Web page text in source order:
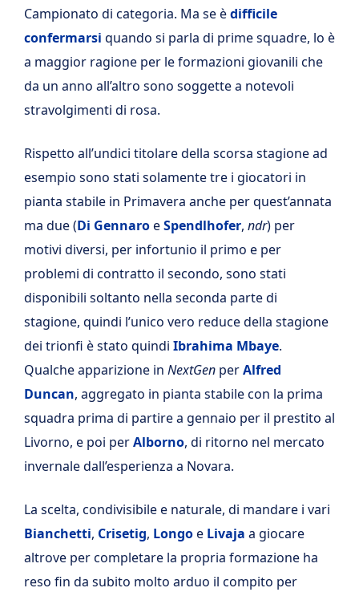
Campionato di categoria. Ma se èdifficile
confermarsi quando si parla di prime squadre, lo è
a maggior ragione per le formazioni giovanili che
da un anno all’altro sono soggette a notevoli
stravolgimenti di rosa.
Rispetto all’undici titolare della scorsa stagione ad
esempio sono stati solamente tre i giocatori in
pianta stabile in Primavera anche per quest’annata
ma due (Di GennaroeSpendlhofer, ndr) per
motivi diversi, per infortunio il primo e per
problemi di contratto il secondo, sono stati
disponibili soltanto nella seconda parte di
stagione, quindi l’unico vero reduce della stagione
dei trionfi è stato quindi Ibrahima Mbaye.
Qualche apparizione in NextGen perAlfred
Duncan, aggregato in pianta stabile con la prima
squadra prima di partire a gennaio per il prestito al
Livorno, e poi perAlborno, di ritorno nel mercato
invernale dall’esperienza a Novara.
La scelta, condivisibile e naturale, di mandare i vari
Bianchetti, Crisetig, Longoe Livaja a giocare
altrove per completare la propria formazione ha
reso fin da subito molto arduo il compito per